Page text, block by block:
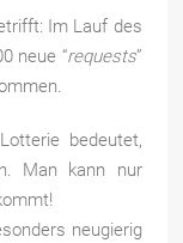
Im Lauf des
neue “requests”
bedeutet,
Man kann nur
neugierig